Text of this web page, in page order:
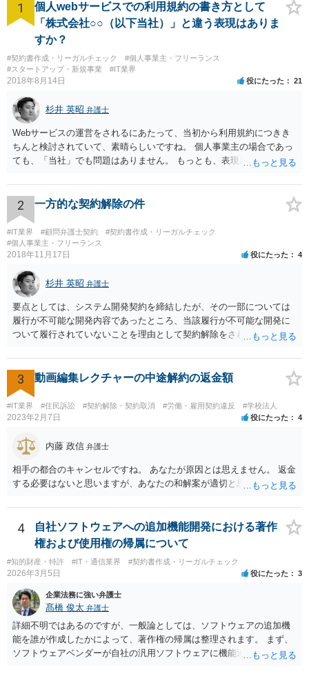
1
個人webサービスでの利用規約の書き方として
「株式会社○○（以下当社）」と違う表現はありま
すか？
#契約書作成・リーガルチェック
#個人事業主・フリーランス
#スタートアップ・新規事業
#IT業界
2018年8月14日 役にたった 21
杉井 英昭 弁護士
Webサービスの運営をされるにあたって、当初から利用規約につきき
ちんと検討されていて、素晴らしいですね。 個人事業主の場合であっ
ても、「当社」でも問題はありません。 もっとも、表現に違和感があ
さんが「ABCウェブサービス」の屋号で事業を運営する際には、「当
社」の代わりに「ABCウェブサービス」とか「ABCWS」を使う等で
す。
2 一方的な契約解除の件
#IT業界 #顧問弁護士契約
#契約書作成・リーガルチェック
#個人事業主・フリーランス
2018年11月17日 役にたった 4
杉井 英昭 弁護士
要点としては、システム開発契約を締結したが、その一部については
履行が不可能な開発内容であったところ、当該履行が不可能な開発に
ついて履行されていないことを理由として契約解除をされた。そこ
いうご質問であると理解しました。 まず、「物理的にできない開発で
一方的に契約不履行のように伝えられ」とのことですが、「物理的に
できない」と真に言えるのかどうか、なぜ「物理的にできない開発」
を請け負うことになったのかが問題です。 もし、「物理的にできな
い」という意味が、単に「契約に記載された納期では間に合わない」
ですから、契約解除は有効です。 「物理的にできない」が、そもそも
そのような開発は理論的に不可能（例えば、タイムマシンを作るとい
う契約等）であれば、契約自体が無効になる可能性があります。 いず
れの場合であっても、結局は、上記の「物理的にできない」部分を除
分だけでどれくらいの価値があるのか、が問題になります。 一般論は
以上で、より個別的なお話は、詳しい契約内容や開発内容を知る必要
と思います。
3 動画編集レクチャーの中途解約の返金額
#IT業界 #住民訴訟 #契約解除・契約取消 #労働・雇用契約違反 #学校法人
2023年2月7日 役にたった 4
内藤 政信 弁護士
相手の都合のキャンセルですね。 あなたが原因とは思えません。 返金
する必要はないと思いますが、あなたの和解案が適切と思います。
4
自社ソフトウェアへの追加機能開発における著作
権および使用権の帰属について
#知的財産・特許 #IT・通信業界 #契約書作成・リーガルチェック
2026年3月5日 役にたった 3
企業法務に強い弁護士
髙橋 俊太 弁護士
詳細不明ではあるのですが、一般論としては、ソフトウェアの追加機
能を誰が作成したかによって、著作権の帰属は整理されます。 まず、
ソフトウェアベンダーが自社の汎用ソフトウェアに機能追加を行った